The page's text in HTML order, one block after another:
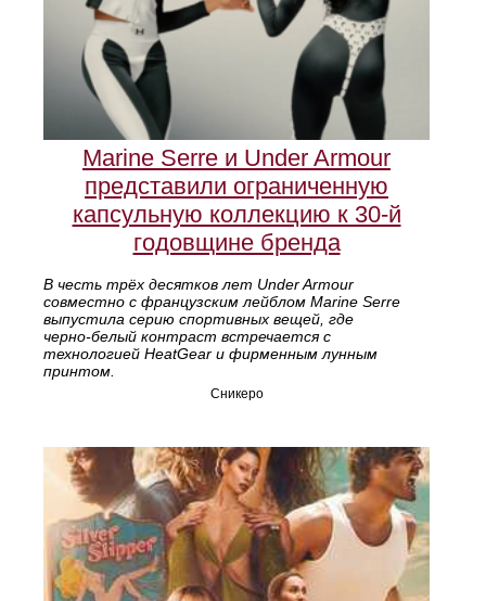
Marine Serre и Under Armour
представили ограниченную
капсульную коллекцию к 30‑й
годовщине бренда
В честь трёх десятков лет Under Armour
совместно с французским лейблом Marine Serre
выпустила серию спортивных вещей, где
черно‑белый контраст встречается с
технологией HeatGear и фирменным лунным
принтом.
Сникеро